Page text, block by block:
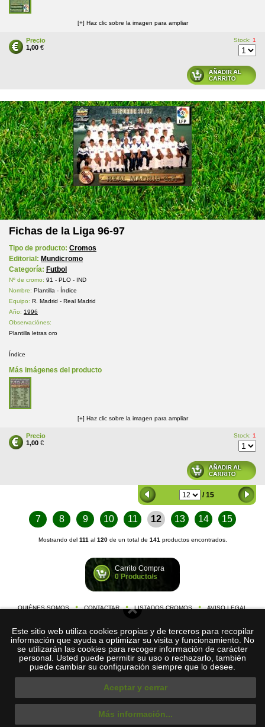
Este sitio web utiliza cookies propias y de terceros para recopilar
información que ayuda a optimizar su visita y funcionamiento. No
se utilizarán las cookies para recoger información de carácter
personal. Usted puede permitir su uso o rechazarlo, también
puede cambiar su configuración siempre que lo desee.
Aceptar y cerrar
Más información...
[+] Haz clic sobre la imagen para ampliar
Precio
1,00 €
Stock: 1
Fichas de la Liga 96-97
Tipo de producto: Cromos
Editorial: Mundicromo
Categoría: Futbol
Nº de cromo: 91 - PLO - IND
Nombre: Plantilla - Índice
Equipo: R. Madrid - Real Madrid
Año: 1996
Observaciónes:
Plantilla letras oro
Índice
Más imágenes del producto
[+] Haz clic sobre la imagen para ampliar
Precio
1,00 €
Stock: 1
/ 15
7 8 9 10 11 12 13 14 15
Mostrando del 111 al 120de un total de 141 productos encontrados.
Carrito Compra
0 Producto/s
QUIÉNES SOMOS CONTACTAR LISTADOS CROMOS AVISO LEGAL
©Cromos-de-Futbol.com 2026
C/ Nació, 59 1º 1ª, 08026 Barcelona (España)
tel. +034634 200 514
e-mail:info@cromos-de-futbol.com